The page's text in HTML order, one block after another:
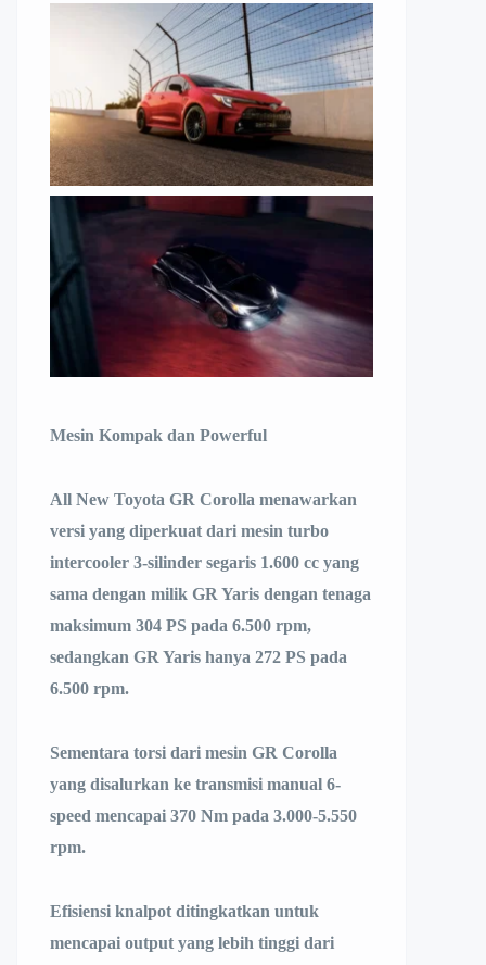
Mesin Kompak dan Powerful
All New Toyota GR Corolla menawarkan
versi yang diperkuat dari mesin turbo
intercooler 3-silinder segaris 1.600 cc yang
sama dengan milik GR Yaris dengan tenaga
maksimum 304 PS pada 6.500 rpm,
sedangkan GR Yaris hanya 272 PS pada
6.500 rpm.
Sementara torsi dari mesin GR Corolla
yang disalurkan ke transmisi manual 6-
speed mencapai 370 Nm pada 3.000-5.550
rpm.
Efisiensi knalpot ditingkatkan untuk
mencapai output yang lebih tinggi dari